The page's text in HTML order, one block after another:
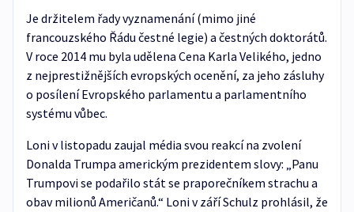
Je držitelem řady vyznamenání (mimo jiné
francouzského Řádu čestné legie) a čestných doktorátů.
V roce 2014 mu byla udělena Cena Karla Velikého, jedno
z nejprestižnějších evropských ocenění, za jeho zásluhy
o posílení Evropského parlamentu a parlamentního
systému vůbec.
Loni v listopadu zaujal média svou reakcí na zvolení
Donalda Trumpa americkým prezidentem slovy: „Panu
Trumpovi se podařilo stát se praporečníkem strachu a
obav milionů Američanů.“ Loni v září Schulz prohlásil, že